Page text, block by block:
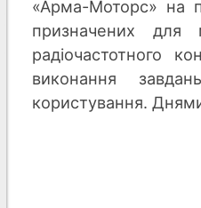
«Арма-Моторс» на
призначених для
радіочастотного
виконання
користування.